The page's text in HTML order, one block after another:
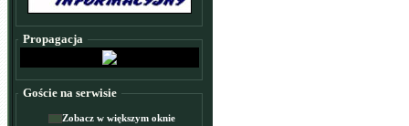
Propagacja
Goście na serwisie
Zobacz w większym oknie